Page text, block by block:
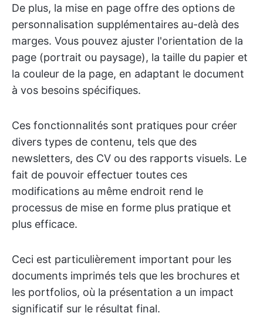
De plus, la mise en page offre des options de
personnalisation supplémentaires au-delà des
marges. Vous pouvez ajuster l'orientation de la
page (portrait ou paysage), la taille du papier et
la couleur de la page, en adaptant le document
à vos besoins spécifiques.
Ces fonctionnalités sont pratiques pour créer
divers types de contenu, tels que des
newsletters, des CV ou des rapports visuels. Le
fait de pouvoir effectuer toutes ces
modifications au même endroit rend le
processus de mise en forme plus pratique et
plus efficace.
Ceci est particulièrement important pour les
documents imprimés tels que les brochures et
les portfolios, où la présentation a un impact
significatif sur le résultat final.